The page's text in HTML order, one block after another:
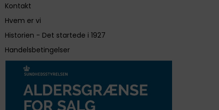
Kontakt
Hvem er vi
Historien - Det startede i 1927
Handelsbetingelser